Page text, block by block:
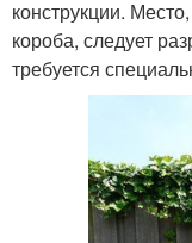
конструкции.
короба, следует
требуется